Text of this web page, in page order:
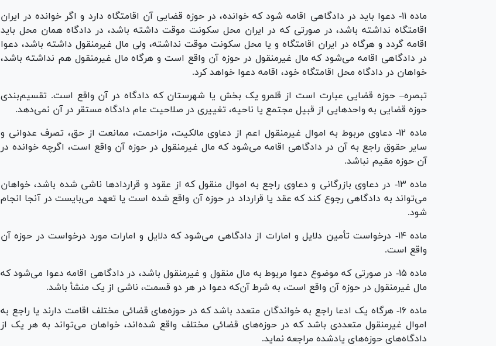
ماده ۱۱- دعوا باید در دادگاهی اقامه شود که خوانده، در حوزه قضایی آن اقامتگاه دارد و اگر خوانده در ایران
اقامتگاه نداشته باشد، در صورتی که در ایران محل سکونت موقت داشته باشد، در دادگاه همان محل باید
اقامه گردد و هرگاه در ایران اقامتگاه و یا محل سکونت موقت نداشته، ولی مال غیرمنقول داشته باشد، دعوا
در دادگاهی اقامه می‌شود که مال غیرمنقول در حوزه آن واقع است و هرگاه مال غیرمنقول هم نداشته باشد،
خواهان در دادگاه محل اقامتگاه خود، اقامه دعوا خواهد کرد.
تبصره– حوزه قضایی عبارت است از قلمرو یک بخش یا شهرستان که دادگاه در آن واقع است. تقسیم‌بندی
حوزه قضایی به واحد‌هایی از قبیل مجتمع یا ناحیه، تغییری در صلاحیت عام دادگاه مستقر در آن نمی‌دهد.
ماده ۱۲- دعاوی مربوط به اموال غیرمنقول اعم از دعاوی مالکیت، مزاحمت، ممانعت از حق، تصرف عدوانی و
سایر حقوق راجع به آن در دادگاهی اقامه می‌شود که مال غیرمنقول در حوزه آن واقع است، اگرچه خوانده در
آن حوزه مقیم نباشد.
ماده ۱۳- در دعاوی بازرگانی و دعاوی راجع به اموال منقول که از عقود و قرارداد‌ها ناشی شده باشد، خواهان
می‌تواند به دادگاهی رجوع کند که عقد یا قرارداد در حوزه آن واقع شده است یا تعهد می‌بایست در آنجا انجام
شود.
ماده ۱۴- درخواست تأمین دلایل و امارات از دادگاهی می‌شود که دلایل و امارات مورد درخواست در حوزه آن
واقع است.
ماده ۱۵- در صورتی که موضوع دعوا مربوط به مال منقول و غیرمنقول باشد، در دادگاهی اقامه دعوا می‌شود که
مال غیرمنقول در حوزه آن واقع است، به شرط آن‌که دعوا در هر دو قسمت، ناشی از یک منشأ باشد.
ماده ۱۶- هرگاه یک ادعا راجع به خواندگان متعدد باشد که در حوزه‌های قضائی مختلف اقامت دارند یا راجع به
اموال غیرمنقول متعددی باشد که در حوزه‌های قضائی مختلف واقع شده‌اند، خواهان می‌تواند به هر یک از
دادگاه‌های حوزه‌های یادشده مراجعه نماید.